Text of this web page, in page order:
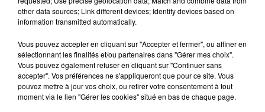
lancer dans l’aventure :"Comme beaucoup d’artistes,
il avait peur d’être enfermé dans quelque chose qui
ne lui ressemble pas. Il a fallu apprendre à se
connaître et lui donner des assurances pour qu’il
accepte de participer"explique Bruno Berberes. Le
directeur de casting de l’émission a tout de suite été
séduit par le talent de Pierre Danaë :"Ce qui nous a
other data sources; Link different devices; Identify devices based on
information transmitted automatically.
Vous pouvez accepter en cliquant sur "Accepter et fermer", ou affiner en
sélectionnant les finalités et/ou partenaires dans "Gérer mes choix".
Vous pouvez également refuser en cliquant sur "Continuer sans
accepter". Vos préférences ne s'appliqueront que pour ce site. Vous
pouvez mettre à jour vos choix, ou retirer votre consentement à tout
moment via le lien "Gérer les cookies" situé en bas de chaque page.